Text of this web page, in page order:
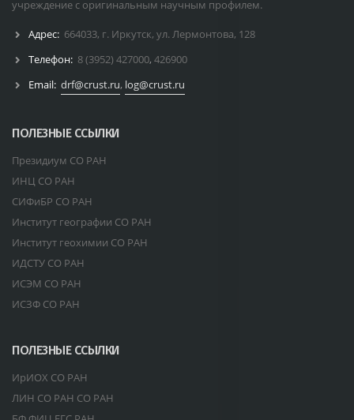
учреждение с оригинальным научным профилем.
Адрес: 664033, г. Иркутск, ул. Лермонтова, 128
Телефон: 8 (3952) 427000, 426900
Email: drf@crust.ru, log@crust.ru
ПОЛЕЗНЫЕ ССЫЛКИ
Президиум СО РАН
ИНЦ СО РАН
СИФиБР СО РАН
Институт географии СО РАН
Институт геохимии СО РАН
ИДСТУ СО РАН
ИСЭМ СО РАН
ИСЗФ СО РАН
ПОЛЕЗНЫЕ ССЫЛКИ
ИрИОХ СО РАН
ЛИН СО РАН СО РАН